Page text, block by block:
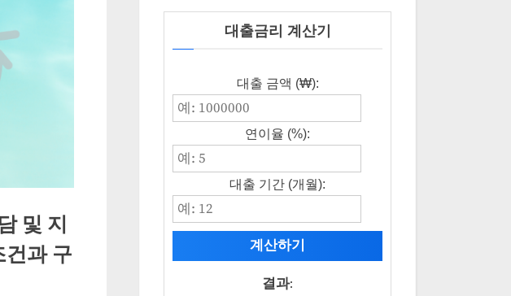
및 지
건과 구
대출금리 계산기
대출 금액 (₩):
연이율 (%):
대출 기간 (개월):
계산하기
결과: